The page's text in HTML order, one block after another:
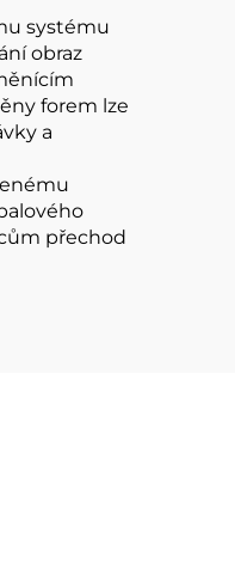
systému
obraz
forem lze
a
přechod